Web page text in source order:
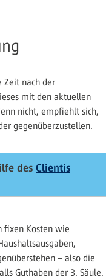
Zeit nach der
mit den aktuellen
nicht, empfiehlt sich,
gegenüberzustellen.
des Clientis
fixen Kosten wie
– also die
Guthaben der 3. Säule.